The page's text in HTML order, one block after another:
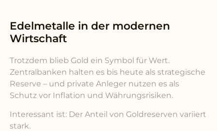
Edelmetalle in der modernen
Wirtschaft
Trotzdem blieb Gold ein Symbol für Wert.
Zentralbanken halten es bis heute als strategische
Reserve – und private Anleger nutzen es als
Schutz vor Inflation und Währungsrisiken.
Interessant ist: Der Anteil von Goldreserven variiert
stark.